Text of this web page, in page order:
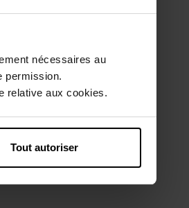
nécessaires au
permission.
relative aux cookies.
Tout autoriser